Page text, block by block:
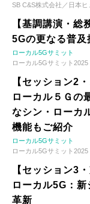
SB C&S株式会社／日本
【基調講演・
5Gの更なる普及
ローカル5Gサミット
ローカル5Gサミット2025
【セッション2
ローカル５Ｇの
なシン・ローカ
機能もご紹介
ローカル5Gサミット
ローカル5Gサミット2025
【セッション3
ローカル5G：
革新